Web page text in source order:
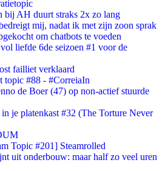
bij AH duurt straks 2x zo lang
mij, nadat ik met zijn zoon sprak
om chatbots te voeden
liefde 6de seizoen #1 voor de
failliet verklaard
topic #88 - #CorreiaIn
de Boer (47) op non-actief stuurde
je platenkast #32 (The Torture Never
Topic #201] Steamrolled
uit onderbouw: maar half zo veel uren